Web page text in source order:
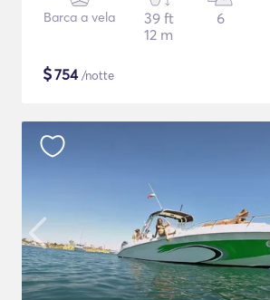
Barca a vela
39 ft
12 m
6
$754/notte